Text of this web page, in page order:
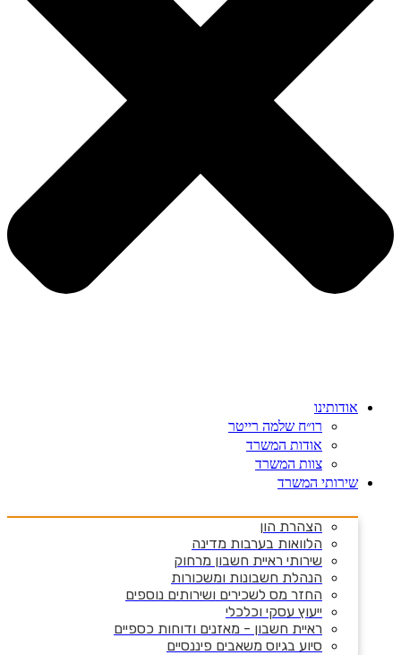
אודותינו
רו״ח שלמה רייטר
אודות המשרד
צוות המשרד
שירותי המשרד
הצהרת הון
הלוואות בערבות מדינה
שירותי ראיית חשבון מרחוק
הנהלת חשבונות ומשכורות
החזר מס לשכירים ושירותים נוספים
ייעוץ עסקי וכלכלי
ראיית חשבון - מאזנים ודוחות כספיים
סיוע בגיוס משאבים פיננסיים